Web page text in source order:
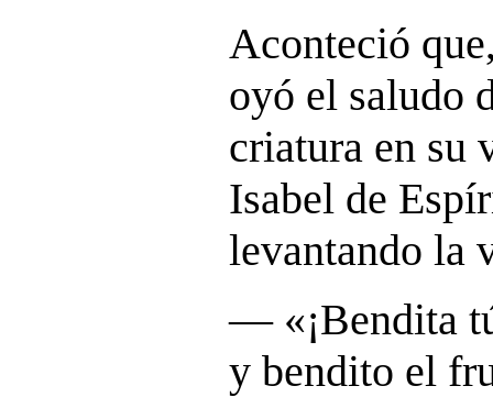
Aconteció
oyó el saludo
criatura en su
Isabel de
levantando la
― «¡Bendita
y bendito el